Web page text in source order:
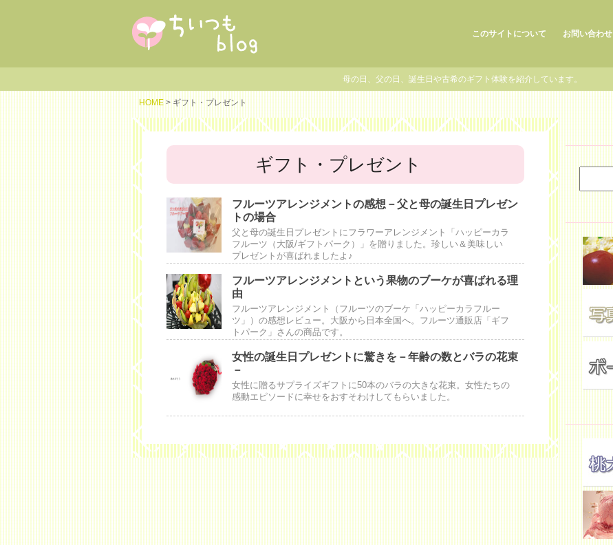
このサイトについて お問い合わせ
母の日、父の日、誕生日や古希のギフト体験を紹介しています。
HOME > ギフト・プレゼント
ギフト・プレゼント
フルーツアレンジメントの感想－父と母の誕生日プレゼン
トの場合
父と母の誕生日プレゼントにフラワーアレンジメント「ハッピーカラ
フルーツ（大阪/ギフトパーク）」を贈りました。珍しい＆美味しい
プレゼントが喜ばれましたよ♪
フルーツアレンジメントという果物のブーケが喜ばれる理
由
フルーツアレンジメント（フルーツのブーケ「ハッピーカラフルー
ツ」）の感想レビュー。大阪から日本全国へ。フルーツ通販店「ギフ
トパーク」さんの商品です。
女性の誕生日プレゼントに驚きを－年齢の数とバラの花束
－
女性に贈るサプライズギフトに50本のバラの大きな花束。女性たちの
感動エピソードに幸せをおすそわけしてもらいました。